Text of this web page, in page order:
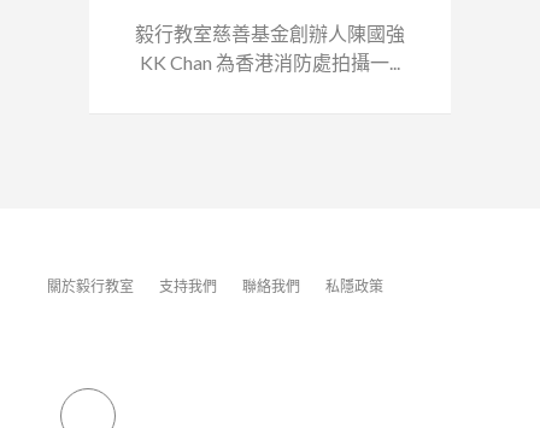
毅行教室慈善基金創辦人陳國強
KK Chan 為香港消防處拍攝一...
關於毅行教室 支持我們 聯絡我們 私隱政策